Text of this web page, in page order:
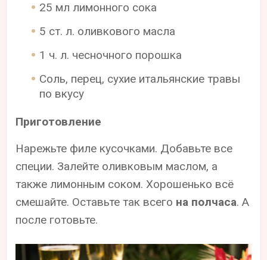
25 мл лимонного сока
5 ст. л. оливкового масла
1 ч. л. чесночного порошка
Соль, перец, сухие итальянские травы
по вкусу
Приготовление
Нарежьте филе кусочками. Добавьте все
специи. Залейте оливковым маслом, а
также лимонным соком. Хорошенько всё
смешайте. Оставьте так всего на полчаса. А
после готовьте.